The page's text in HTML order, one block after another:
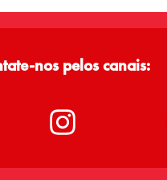
nos pelos canais: